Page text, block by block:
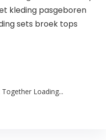
kleding pasgeboren
sets broek tops
Loading...